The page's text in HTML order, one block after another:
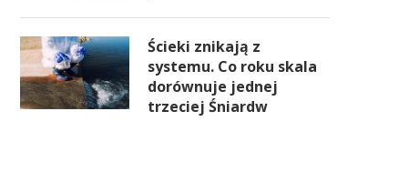
Ścieki znikają z
systemu. Co roku skala
dorównuje jednej
trzeciej Śniardw